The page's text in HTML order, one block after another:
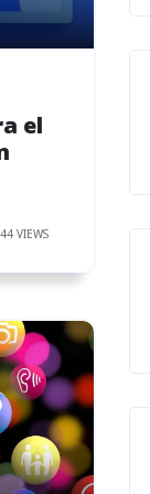
el
VIEWS